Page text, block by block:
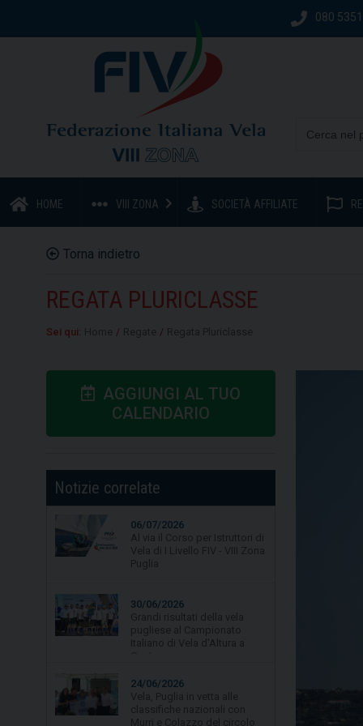
080
HOME VIII ZONA SOCIETÀ AFFILIATE
Torna indietro
REGATA PLURICLASSE
Sei qui: / /
AGGIUNGI AL TUO
CALENDARIO
Notizie correlate
06/07/2026
30/06/2026
24/06/2026